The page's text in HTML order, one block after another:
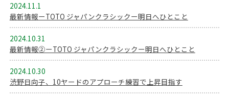
2024.11.1
最新情報ーTOTO ジャパンクラシックー明日へひとこと
2024.10.31
最新情報②ーTOTO ジャパンクラシックー明日へひとこと
2024.10.30
渋野日向子、10ヤードのアプローチ練習で上昇目指す